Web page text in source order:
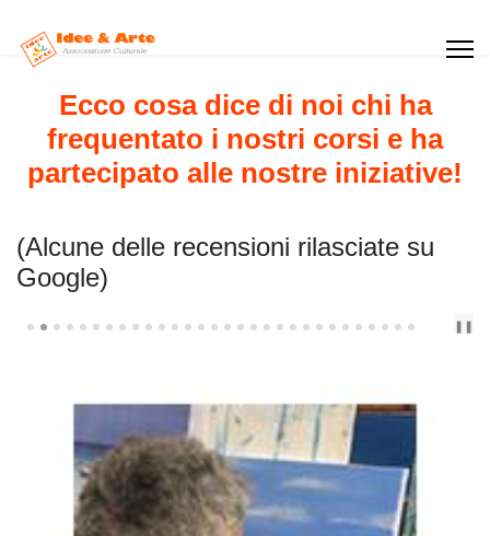
Ecco cosa dice di noi chi ha
frequentato i nostri corsi e ha
partecipato alle nostre iniziative!
(Alcune delle recensioni rilasciate su
Google)
PREVNEXT
❚❚